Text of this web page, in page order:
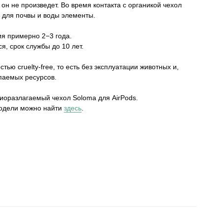
не произведет. Во время контакта с органикой чехол
для почвы и воды элементы.
примерно 2−3 года.
срок службы до 10 лет.
cruelty-free, то есть без эксплуатации животных и,
ресурсов.
чехол Soloma для AirPods.
можно найти здесь.